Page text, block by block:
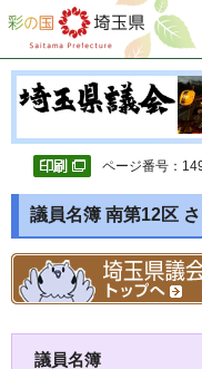
彩の国 埼玉県
ページ番号：
議員名簿 南第12区
議員名簿